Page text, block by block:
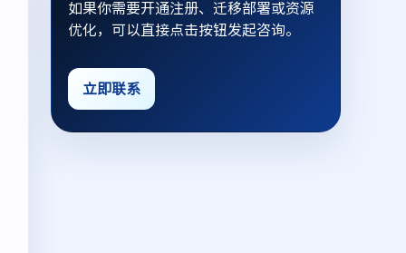
如果你需要开通注册、迁移部署或资源
优化，可以直接点击按钮发起咨询。
立即联系